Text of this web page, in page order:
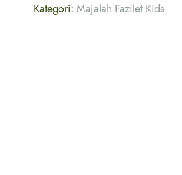
Kategori:Majalah Fazilet Kids